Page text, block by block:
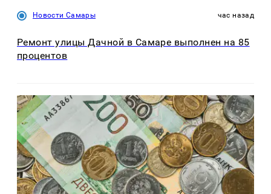
Новости Самары час назад
Ремонт улицы Дачной в Самаре выполнен на 85
процентов